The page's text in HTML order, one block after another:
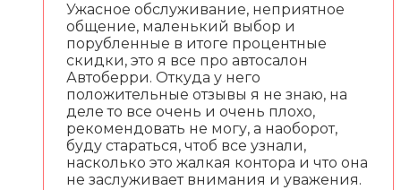
Ужасное обслуживание, неприятное
общение, маленький выбор и
порубленные в итоге процентные
скидки, это я все про автосалон
Автоберри. Откуда у него
положительные отзывы я не знаю, на
деле то все очень и очень плохо,
рекомендовать не могу, а наоборот,
буду стараться, чтоб все узнали,
насколько это жалкая контора и что она
не заслуживает внимания и уважения.